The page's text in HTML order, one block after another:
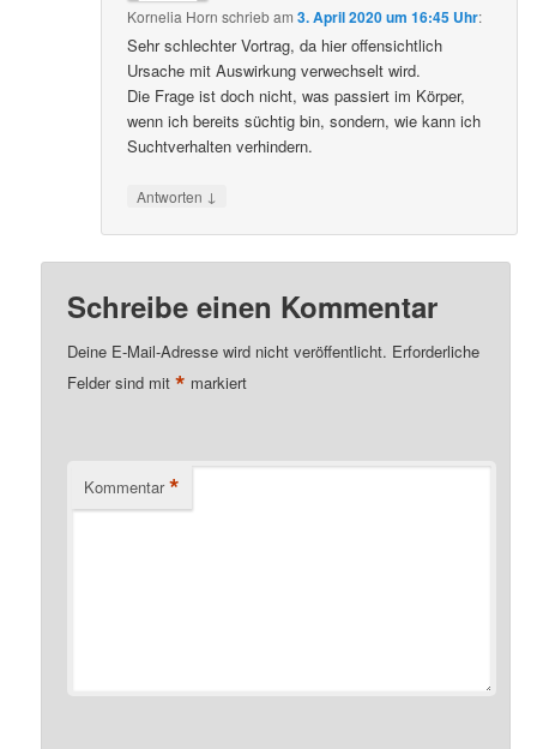
Kornelia Horn schriebam3. April 2020 um 16:45 Uhr:
Sehr schlechter Vortrag, da hier offensichtlich
Ursache mit Auswirkung verwechselt wird.
Die Frage ist doch nicht, was passiert im Körper,
wenn ich bereits süchtig bin, sondern, wie kann ich
Suchtverhalten verhindern.
Antworten ↓
Schreibe einen Kommentar
Deine E-Mail-Adresse wird nicht veröffentlicht. Erforderliche
Felder sind mit* markiert
Kommentar *